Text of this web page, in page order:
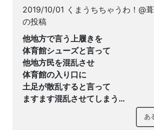
2019/10/01 くまうちちゃうわ！@
の投稿
他地方で言う上履きを
体育館シューズと言って
他地方民を混乱させ
体育館の入り口に
土足が散乱すると言って
ますます混乱させてしまう…
あ